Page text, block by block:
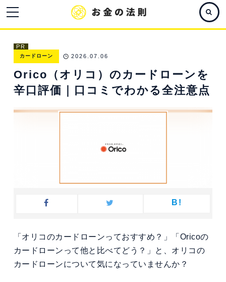
PR
カードローン 2026.07.06
Orico（オリコ）のカードローンを
辛口評価｜口コミでわかる全注意点
B!
「オリコのカードローンっておすすめ？」「Oricoの
カードローンって他と比べてどう？」と、オリコの
カードローンについて気になっていませんか？